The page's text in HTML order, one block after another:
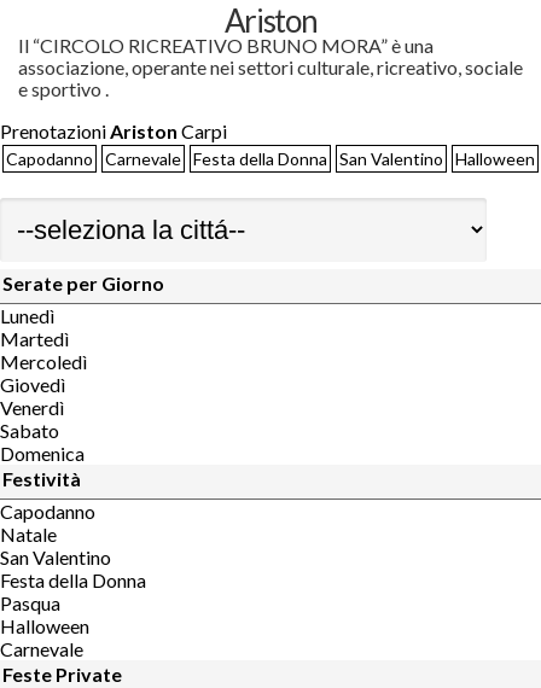
Ariston
Il “CIRCOLO RICREATIVO BRUNO MORA” è una
associazione, operante nei settori culturale, ricreativo, sociale
e sportivo .
PrenotazioniAriston Carpi
Capodanno Carnevale Festa della Donna San Valentino Halloween
Serate per Giorno
Lunedì
Martedì
Mercoledì
Giovedì
Venerdì
Sabato
Domenica
Festività
Capodanno
Natale
San Valentino
Festa della Donna
Pasqua
Halloween
Carnevale
Feste Private